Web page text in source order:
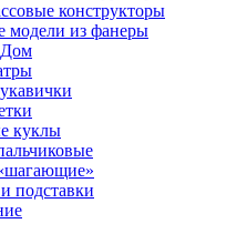
конструкторы
модели из фанеры
куклы
подставки